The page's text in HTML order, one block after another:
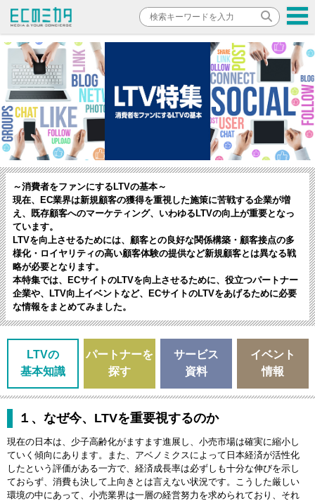
～消費者をファンにするLTVの基本～
現在、EC業界は新規顧客の獲得を重視した施策に苦戦する企業が増
え、既存顧客へのマーケティング、いわゆるLTVの向上が重要となっ
ています。
LTVを向上させるためには、顧客との良好な関係構築・顧客接点の多
様化・ロイヤリティの高い顧客体験の提供など新規顧客とは異なる戦
略が必要となります。
本特集では、ECサイトのLTVを向上させるために、役立つパートナー
企業や、LTV向上イベントなど、ECサイトのLTVをあげるために必要
な情報をまとめてみました。
LTVの
基本知識
パートナーを
探す
サービス
資料
イベント
情報
１、なぜ今、LTVを重要視するのか
現在の日本は、少子高齢化がますます進展し、小売市場は確実に縮小し
ていく傾向にあります。また、アベノミクスによって日本経済が活性化
したという評価がある一方で、経済成長率は必ずしも十分な伸びを示し
ておらず、消費も決して上向きとは言えない状況です。こうした厳しい
環境の中にあって、小売業界は一層の経営努力を求められており、それ